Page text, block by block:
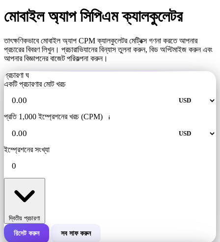
মোবাইল অ্যাপ সিপিএম ক্যালকুলেটর
তাৎক্ষণিকভাবে মোবাইল অ্যাপ CPM ক্যালকুলেটর মেট্রিক্স গণনা করতে আপনার
প্রচারের বিবরণ লিখুন। প্রচারাভিযানের বিন্যাস তুলনা করুন, বিড অপ্টিমাইজ করুন এবং
আপনার বিজ্ঞাপনের বাজেট পরিকল্পনা করুন।
প্রচারণা ঘ
একটি প্রচারণার মোট খরচ
প্রতি 1,000 ইম্প্রেশনের খরচ (CPM) i
ইম্প্রেশনের সংখ্যা
দ্বিতীয় প্রচারণা
একটি প্রচারণার মোট খরচ
রিসেট করুন সব সাফ করুন